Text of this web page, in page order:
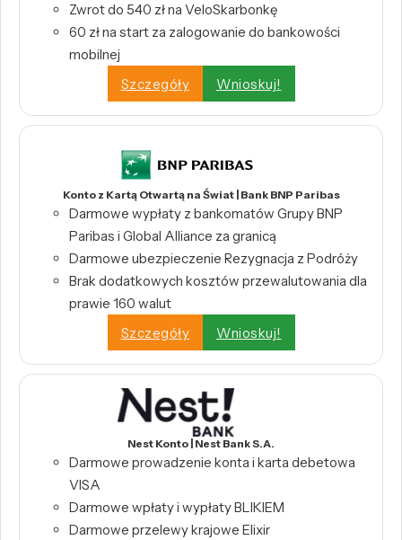
Zwrot do 540 zł na VeloSkarbonkę
60 zł na start za zalogowanie do bankowości
mobilnej
Szczegóły
Wnioskuj!
Konto z Kartą Otwartą na Świat | Bank BNP Paribas
Darmowe wypłaty z bankomatów Grupy BNP
Paribas i Global Alliance za granicą
Darmowe ubezpieczenie Rezygnacja z Podróży
Brak dodatkowych kosztów przewalutowania dla
prawie 160 walut
Szczegóły
Wnioskuj!
Nest Konto | Nest Bank S.A.
Darmowe prowadzenie konta i karta debetowa
VISA
Darmowe wpłaty i wypłaty BLIKIEM
Darmowe przelewy krajowe Elixir